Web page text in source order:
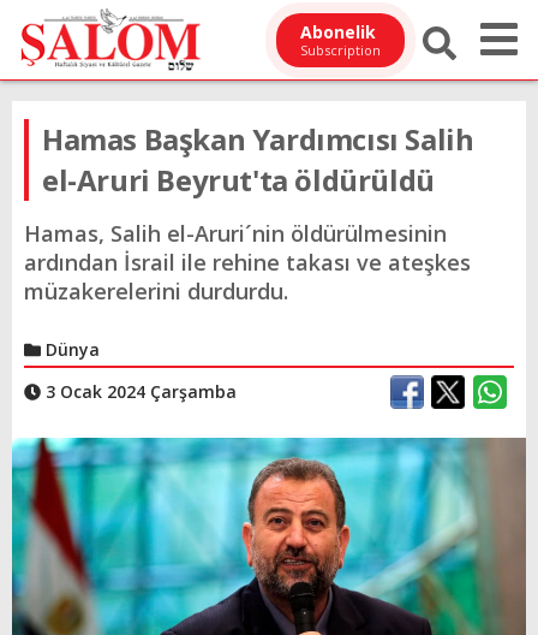
Abonelik
Subscription
Hamas Başkan Yardımcısı Salih
el-Aruri Beyrut'ta öldürüldü
Hamas, Salih el-Aruri´nin öldürülmesinin
ardından İsrail ile rehine takası ve ateşkes
müzakerelerini durdurdu.
Dünya
3 Ocak 2024 Çarşamba